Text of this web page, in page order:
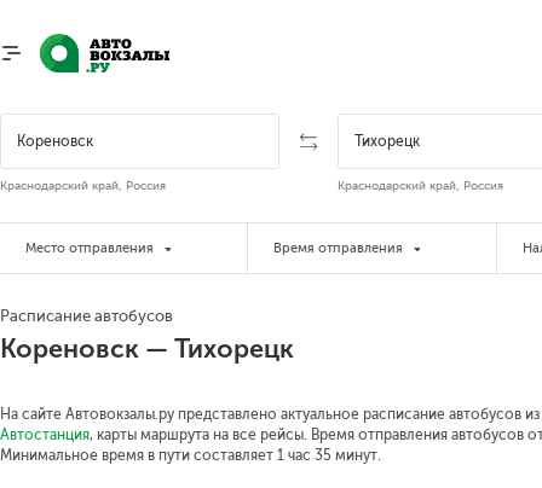
Краснодарский край, Россия Краснодарский край, Россия
Место отправления Время отправления
Расписание автобусов
Кореновск — Тихорецк
На сайте Автовокзалы.ру представлено актуальное расписание автобусов
Автостанция, карты маршрута на все рейсы. Время отправления автобусов
Минимальное время в пути составляет 1 час 35 минут.